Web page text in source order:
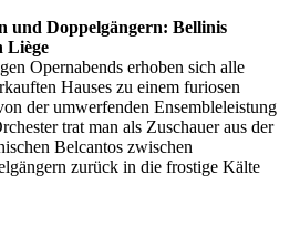
und Doppelgängern: Bellinis
Liège
Opernabends erhoben sich alle
Hauses zu einem furiosen
der umwerfenden Ensembleleistung
trat man als Zuschauer aus der
Belcantos zwischen
zurück in die frostige Kälte